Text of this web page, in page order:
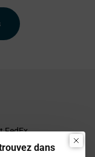
FedEx
dans